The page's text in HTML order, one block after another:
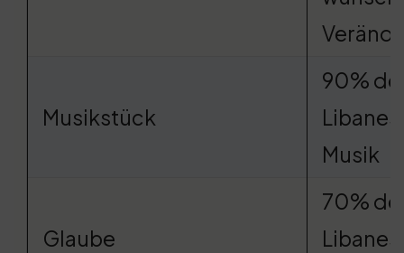
Musikstück
90%
Musik
Glaube
70%